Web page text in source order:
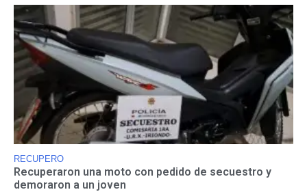
RECUPERO
Recuperaron una moto con pedido de secuestro y
demoraron a un joven